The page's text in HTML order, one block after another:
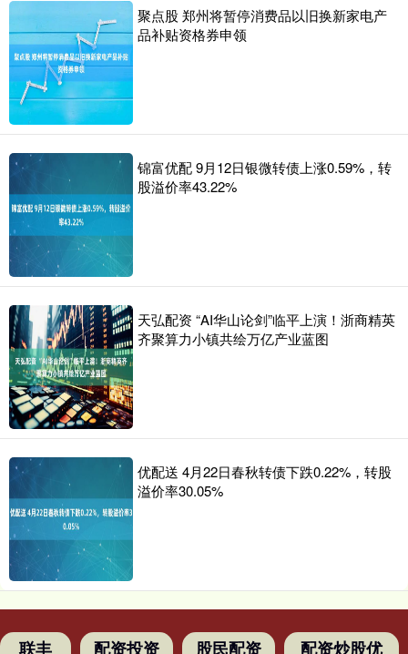
聚点股 郑州将暂停消费品以旧换新家电产
品补贴资格券申领
锦富优配 9月12日银微转债上涨0.59%，转
股溢价率43.22%
天弘配资 “AI华山论剑”临平上演！浙商精英
齐聚算力小镇共绘万亿产业蓝图
优配送 4月22日春秋转债下跌0.22%，转股
溢价率30.05%
联丰 配资投资 股民配资 配资炒股优